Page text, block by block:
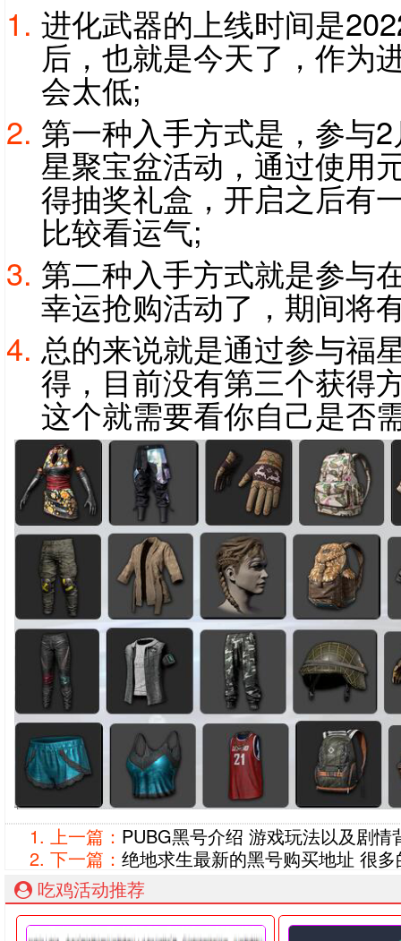
进化武器的上线时间是
后，也就是今天了，作为
会太低;
第一种入手方式是，参与
星聚宝盆活动，通过使用
得抽奖礼盒，开启之后有
比较看运气;
第二种入手方式就是参与
幸运抢购活动了，期间将
总的来说就是通过参与福
得，目前没有第三个获得
这个就需要看你自己是否
上一篇： PUBG黑号介绍 游戏玩法以及剧情
下一篇： 绝地求生最新的黑号购买地址 很
吃鸡活动推荐